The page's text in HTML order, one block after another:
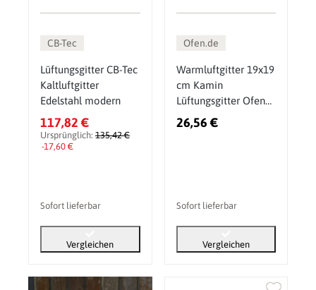
CB-Tec
Lüftungsgitter CB-Tec
Kaltluftgitter
Edelstahl modern
117,82 €
Ursprünglich: 135,42 €
-17,60 €
Sofort lieferbar
Vergleichen
Ofen.de
Warmluftgitter 19x19
cm Kamin
Lüftungsgitter Ofen
Gitter Schwarz Matt
26,56 €
Sofort lieferbar
Vergleichen